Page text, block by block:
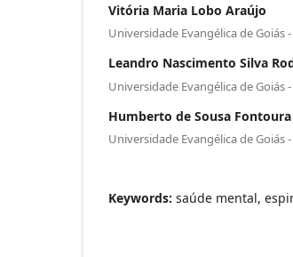
Vitória Maria Lobo Araújo
Universidade Evangélica de Goiás -
Leandro Nascimento Silva
Universidade Evangélica de Goiás -
Humberto de Sousa Fontoura
Universidade Evangélica de Goiás -
Keywords: saúde mental,